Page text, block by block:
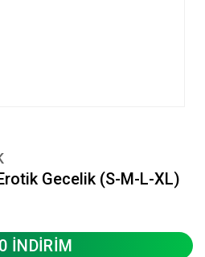
Gecelik (S-M-L-XL)
İNDİRİM